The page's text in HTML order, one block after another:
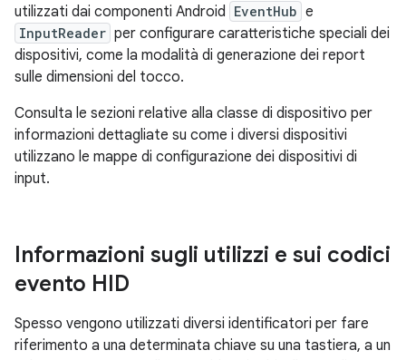
utilizzati dai componenti Android EventHub e
InputReader per configurare caratteristiche speciali dei
dispositivi, come la modalità di generazione dei report
sulle dimensioni del tocco.
Consulta le sezioni relative alla classe di dispositivo per
informazioni dettagliate su come i diversi dispositivi
utilizzano le mappe di configurazione dei dispositivi di
input.
Informazioni sugli utilizzi e sui codici
evento HID
Spesso vengono utilizzati diversi identificatori per fare
riferimento a una determinata chiave su una tastiera, a un